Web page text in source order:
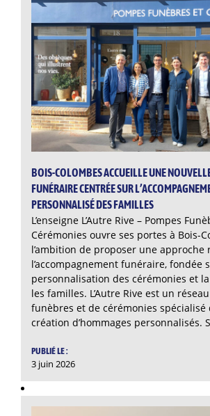
BOIS-COLOMBES ACCUEILLE UNE
FUNÉRAIRE CENTRÉE SUR
PERSONNALISÉ DES FAMILLES
L’enseigne L’Autre Rive – Pompes
Cérémonies ouvre ses portes à Bois-
l’ambition de proposer une approche
l’accompagnement funéraire, fondée
personnalisation des cérémonies et
les familles. L’Autre Rive est un
funèbres et de cérémonies spécialisé
création d’hommages personnalisés.
PUBLIÉ LE :
3 juin 2026